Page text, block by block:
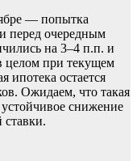
— попытка
перед очередным
на 3–4 п.п. и
целом при текущем
ипотека остается
Ожидаем, что такая
устойчивое снижение